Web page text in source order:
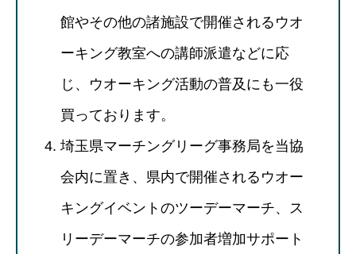
館やその他の諸施設で開催されるウオ
ーキング教室への講師派遣などに応
じ、ウオーキング活動の普及にも一役
買っております。
埼玉県マーチングリーグ事務局を当協
会内に置き、県内で開催されるウオー
キングイベントのツーデーマーチ、ス
リーデーマーチの参加者増加サポート